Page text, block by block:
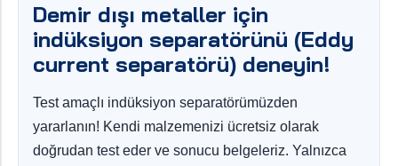
Demir dışı metaller için
indüksiyon separatörünü (Eddy
current separatörü) deneyin!
Test amaçlı indüksiyon separatörümüzden
yararlanın! Kendi malzemenizi ücretsiz olarak
doğrudan test eder ve sonucu belgeleriz. Yalnızca